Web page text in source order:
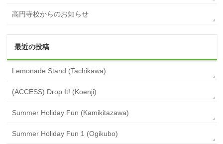
高円寺校からのお知らせ
最近の投稿
Lemonade Stand (Tachikawa)
(ACCESS) Drop It! (Koenji)
Summer Holiday Fun (Kamikitazawa)
Summer Holiday Fun 1 (Ogikubo)